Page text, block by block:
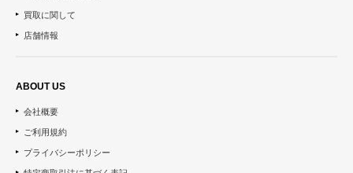
買取に関して
店舗情報
ABOUT US
会社概要
ご利用規約
プライバシーポリシー